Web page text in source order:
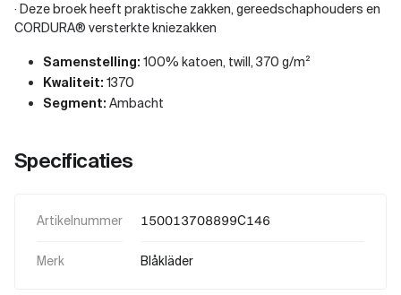
· Deze broek heeft praktische zakken, gereedschaphouders en
CORDURA® versterkte kniezakken
Samenstelling: 100% katoen, twill, 370 g/m²
Kwaliteit: 1370
Segment: Ambacht
Specificaties
Artikelnummer 150013708899C146
Merk Blåkläder